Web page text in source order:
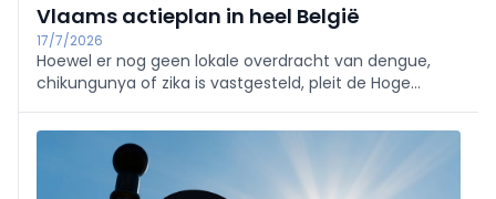
Vlaams actieplan in heel België
17/7/2026
Hoewel er nog geen lokale overdracht van dengue,
chikungunya of zika is vastgesteld, pleit de Hoge
preventie fors op te schalen.